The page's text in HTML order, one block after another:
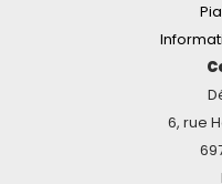
6, rue